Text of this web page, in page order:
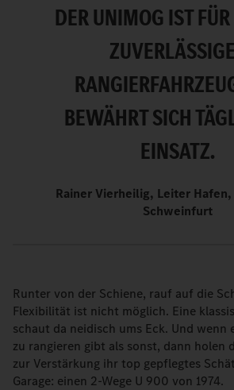
DER UNIMOG IST
BEWÄHRT SICH
EINSATZ.
Rainer Vierheilig, Leiter
Schweinfurt
Runter von der Schiene, rauf auf die
Flexibilität ist nicht möglich. Eine
schaut da neidisch ums Eck. Und wenn
zu rangieren gibt als sonst, dann holen
zur Verstärkung ihr top gepflegtes
Garage: einen 2-Wege U 900 von 1974.